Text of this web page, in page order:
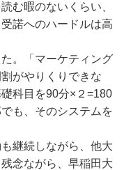
む暇のないくらい、
諾へのハードルは高
。「マーケティング
がやりくりできな
科目を90分×２=180
も、そのシステムを
継続しながら、他大
念ながら、早稲田大